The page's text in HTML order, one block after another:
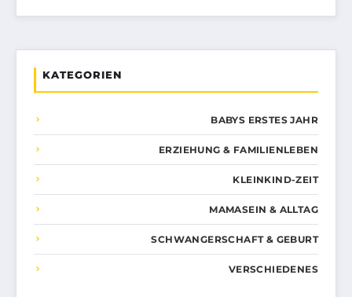
KATEGORIEN
BABYS ERSTES JAHR
ERZIEHUNG & FAMILIENLEBEN
KLEINKIND-ZEIT
MAMASEIN & ALLTAG
SCHWANGERSCHAFT & GEBURT
VERSCHIEDENES